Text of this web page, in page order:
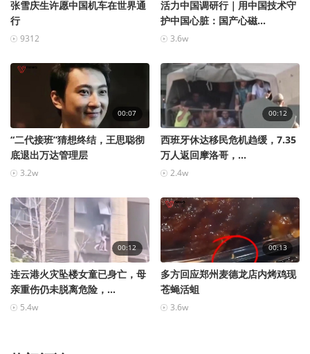
张雪庆生许愿中国机车在世界通
行
9312
活力中国调研行｜用中国技术守
护中国心脏：国产心磁...
3.6w
00:07
“二代接班”猜想终结，王思聪彻
底退出万达管理层
3.2w
00:12
西班牙休达移民危机趋缓，7.35
万人返回摩洛哥，...
2.4w
00:12
连云港火灾坠楼女童已身亡，母
亲重伤仍未脱离危险，...
5.4w
00:13
多方回应郑州麦德龙店内烤鸡现
苍蝇活蛆
3.6w